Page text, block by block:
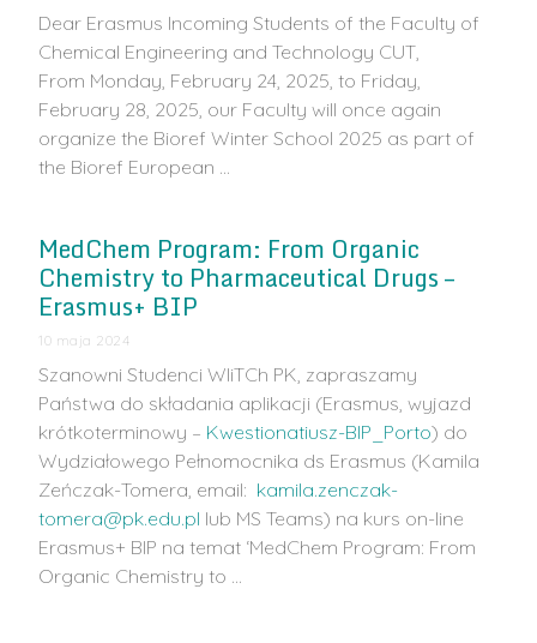
Dear Erasmus Incoming Students of the Faculty of
Chemical Engineering and Technology CUT,
From Monday, February 24, 2025, to Friday,
February 28, 2025, our Faculty will once again
organize the Bioref Winter School 2025 as part of
the Bioref European …
MedChem Program: From Organic
Chemistry to Pharmaceutical Drugs –
Erasmus+ BIP
10 maja 2024
Szanowni Studenci WIiTCh PK, zapraszamy
Państwa do składania aplikacji (Erasmus, wyjazd
krótkoterminowy – Kwestionatiusz-BIP_Porto) do
Wydziałowego Pełnomocnika ds Erasmus (Kamila
Zeńczak-Tomera, email: kamila.zenczak-
tomera@pk.edu.pl lub MS Teams) na kurs on-line
Erasmus+ BIP na temat ‘MedChem Program: From
Organic Chemistry to …